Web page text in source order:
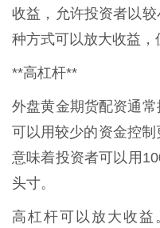
收益，允许投资者以
种方式可以放大收益，
**高杠杆**
外盘黄金期货配资通
可以用较少的资金控
意味着投资者可以用
头寸。
高杠杆可以放大收